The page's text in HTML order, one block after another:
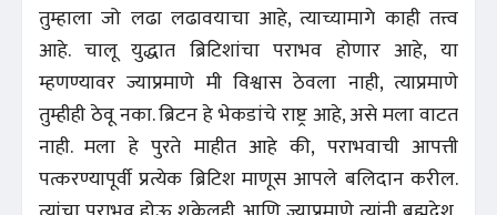
तुम्हाला जो लढा लढावयाचा आहे, त्याच्यामागे काही तत्त्व
आहे. चालू युद्धात ब्रिटिशांचा पराभव होणार आहे, या
म्हणण्यावर ज्याप्रमाणे मी विश्वास ठेवला नाही, त्याप्रमाणे
तुम्हीही ठेवू नका. ब्रिटन हे भेकडांचे राष्ट्र आहे, असे मला वाटत
नाही. मला हे पुरते माहीत आहे की, पराभवाची आपत्ती
पत्करण्यापूर्वी प्रत्येक ब्रिटिश माणूस आपले बलिदान करील.